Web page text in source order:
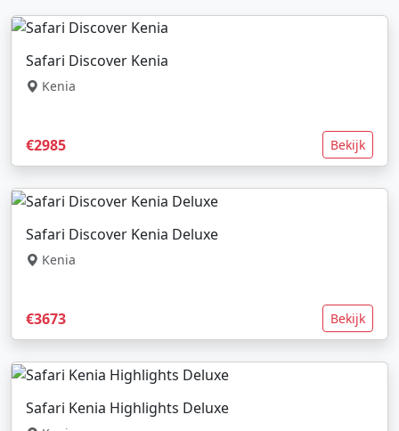
Safari Discover Kenia
Kenia
€2985 Bekijk
Safari Discover Kenia Deluxe
Kenia
€3673 Bekijk
Safari Kenia Highlights Deluxe